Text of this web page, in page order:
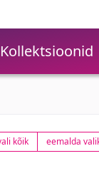
Kollektsioonid
kõik eemalda